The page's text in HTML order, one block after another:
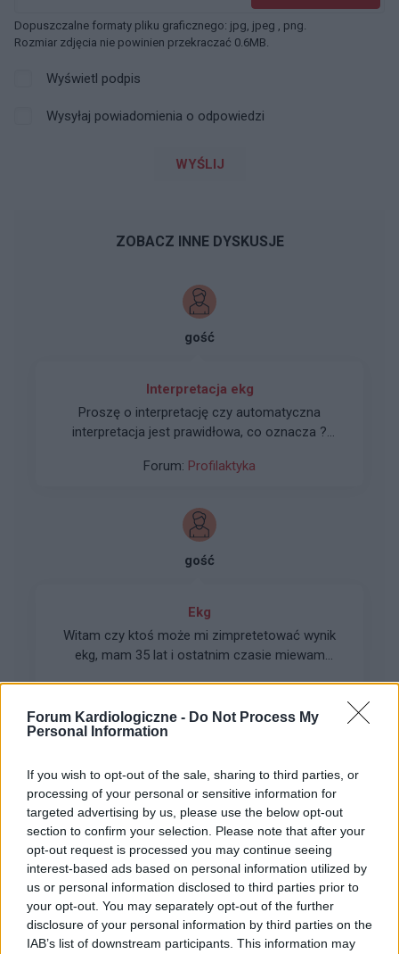
Forum Kardiologiczne - Do Not Process My
Personal Information
If you wish to opt-out of the sale, sharing to third parties, or
processing of your personal or sensitive information for
targeted advertising by us, please use the below opt-out
section to confirm your selection. Please note that after your
opt-out request is processed you may continue seeing
interest-based ads based on personal information utilized by
us or personal information disclosed to third parties prior to
your opt-out. You may separately opt-out of the further
disclosure of your personal information by third parties on the
IAB’s list of downstream participants. This information may
Dopuszczalne formaty pliku graficznego: jpg, jpeg , png.
Rozmiar zdjęcia nie powinien przekraczać 0.6MB.
Wyświetl podpis
Wysyłaj powiadomienia o odpowiedzi
WYŚLIJ
ZOBACZ INNE DYSKUSJE
gość
Interpretacja ekg
Proszę o interpretację czy automatyczna
interpretacja jest prawidłowa, co oznacza ?
spieszy
Forum: Profilaktyka
gość
Ekg
Witam czy ktoś może mi zimpretetować wynik
ekg, mam 35 lat i ostatnim czasie miewam
Forum:Profilaktyka
gość
Zapalenie mięśnia sercowego?
Wczoraj rano mąż miał bardzonsilny ból w
klatce piersiowej, ramionach,pod pachami,
zimne poty, zawiozłam go na sor, tam stwierdzili
zawaleni przewieźli do szpitala. W szpitalu
powiedzieli że to nie wygląda na zawał bo EKG
Forum:Profilaktyka